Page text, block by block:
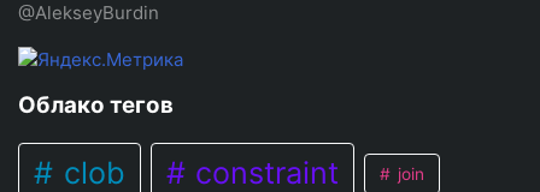
@AlekseyBurdin
Облако тегов
clob constraint join